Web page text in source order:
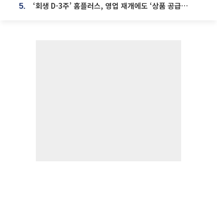
5. ‘회생 D-3주’ 홈플러스, 영업 재개에도 ‘상품 공급망’ 복구가 생존 관건